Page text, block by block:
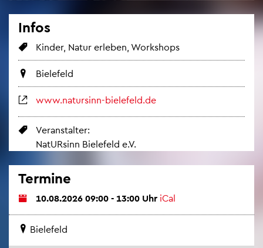
Infos
Kin­der, Natur er­le­ben, Work­shops
Bie­le­feld
www.​natursinn-​bielefeld.​de
Ver­an­stal­ter:
Na­tUR­sinn Bie­le­feld e.V.
Ter­mi­ne
10.08.2026 09:00 - 13:00 Uhr iCal
Bie­le­feld